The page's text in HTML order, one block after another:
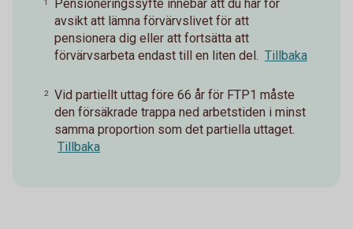
1
Pensioneringssyfte innebär att du har för
avsikt att lämna förvärvslivet för att
pensionera dig eller att fortsätta att
förvärvsarbeta endast till en liten del. Tillbaka
2
Vid partiellt uttag före 66 år för FTP1 måste
den försäkrade trappa ned arbetstiden i minst
samma proportion som det partiella uttaget.
Tillbaka